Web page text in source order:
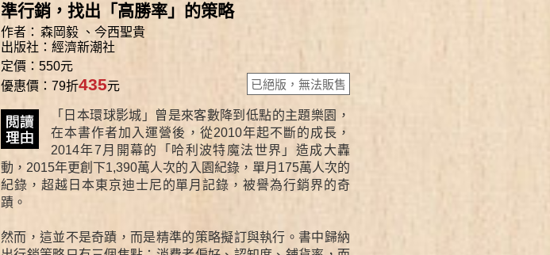
準行銷，找出「高勝率」的策略
作者： 森岡毅 、 今西聖貴
出版社： 經濟新潮社
定價：550元
優惠價：79折435元 已絕版，無法販售
「日本環球影城」曾是來客數降到低點的主題樂園，
在本書作者加入運營後，從2010年起不斷的成長，
2014年7月開幕的「哈利波特魔法世界」造成大轟
動，2015年更創下1,390萬人次的入園紀錄，單月175萬人次的
紀錄，超越日本東京迪士尼的單月記錄，被譽為行銷界的奇
蹟。
然而，這並不是奇蹟，而是精準的策略擬訂與執行。書中歸納